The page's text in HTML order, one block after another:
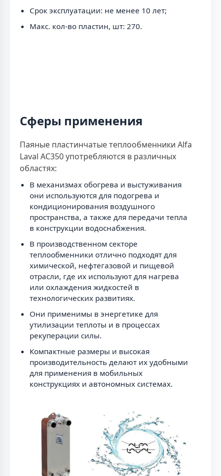
Срок эксплуатации: не менее 10 лет;
Макс. кол-во пластин, шт: 270.
Сферы применения
Паяные пластинчатые теплообменники Alfa
Laval AC350 употребляются в различных
областях:
В механизмах обогрева и выстуживания
они используются для подогрева и
кондиционирования воздушного
пространства, а также для передачи тепла
в конструкции водоснабжения.
В производственном секторе
теплообменники отлично подходят для
химической, нефтегазовой и пищевой
отрасли, где их используют для нагрева
или охлаждения жидкостей в
технологических развитиях.
Они применимы в энергетике для
утилизации теплоты и в процессах
рекуперации силы.
Компактные размеры и высокая
производительность делают их удобными
для применения в мобильных
конструкциях и автономных системах.